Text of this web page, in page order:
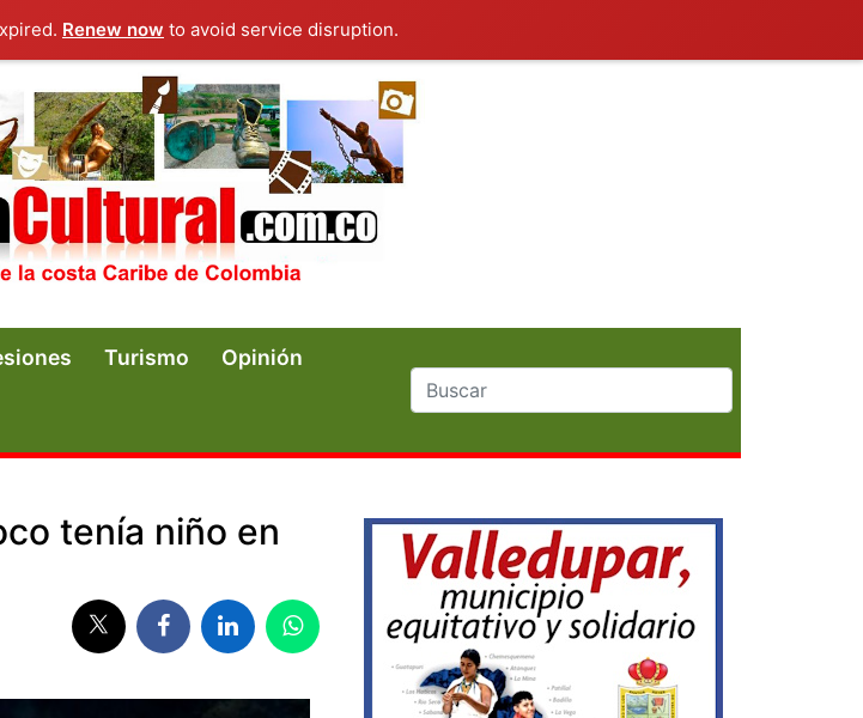
Renew now to avoid service disruption.
Turismo Opinión
tenía niño en